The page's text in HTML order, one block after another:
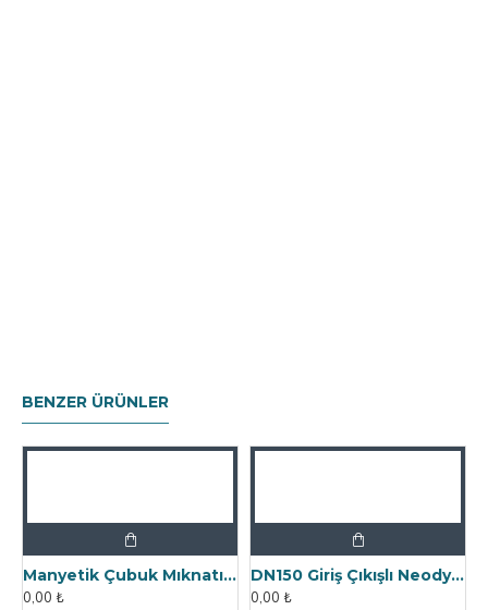
BENZER ÜRÜNLER
Manyetik Çubuk Mıknatıs Neodyum - 32x200 mm - Ekstra Korumalı
0,00 ₺
DN150 Giriş Çıkışlı Neodyum Füze Mıknatıs - Bullet Magnet
0,00 ₺